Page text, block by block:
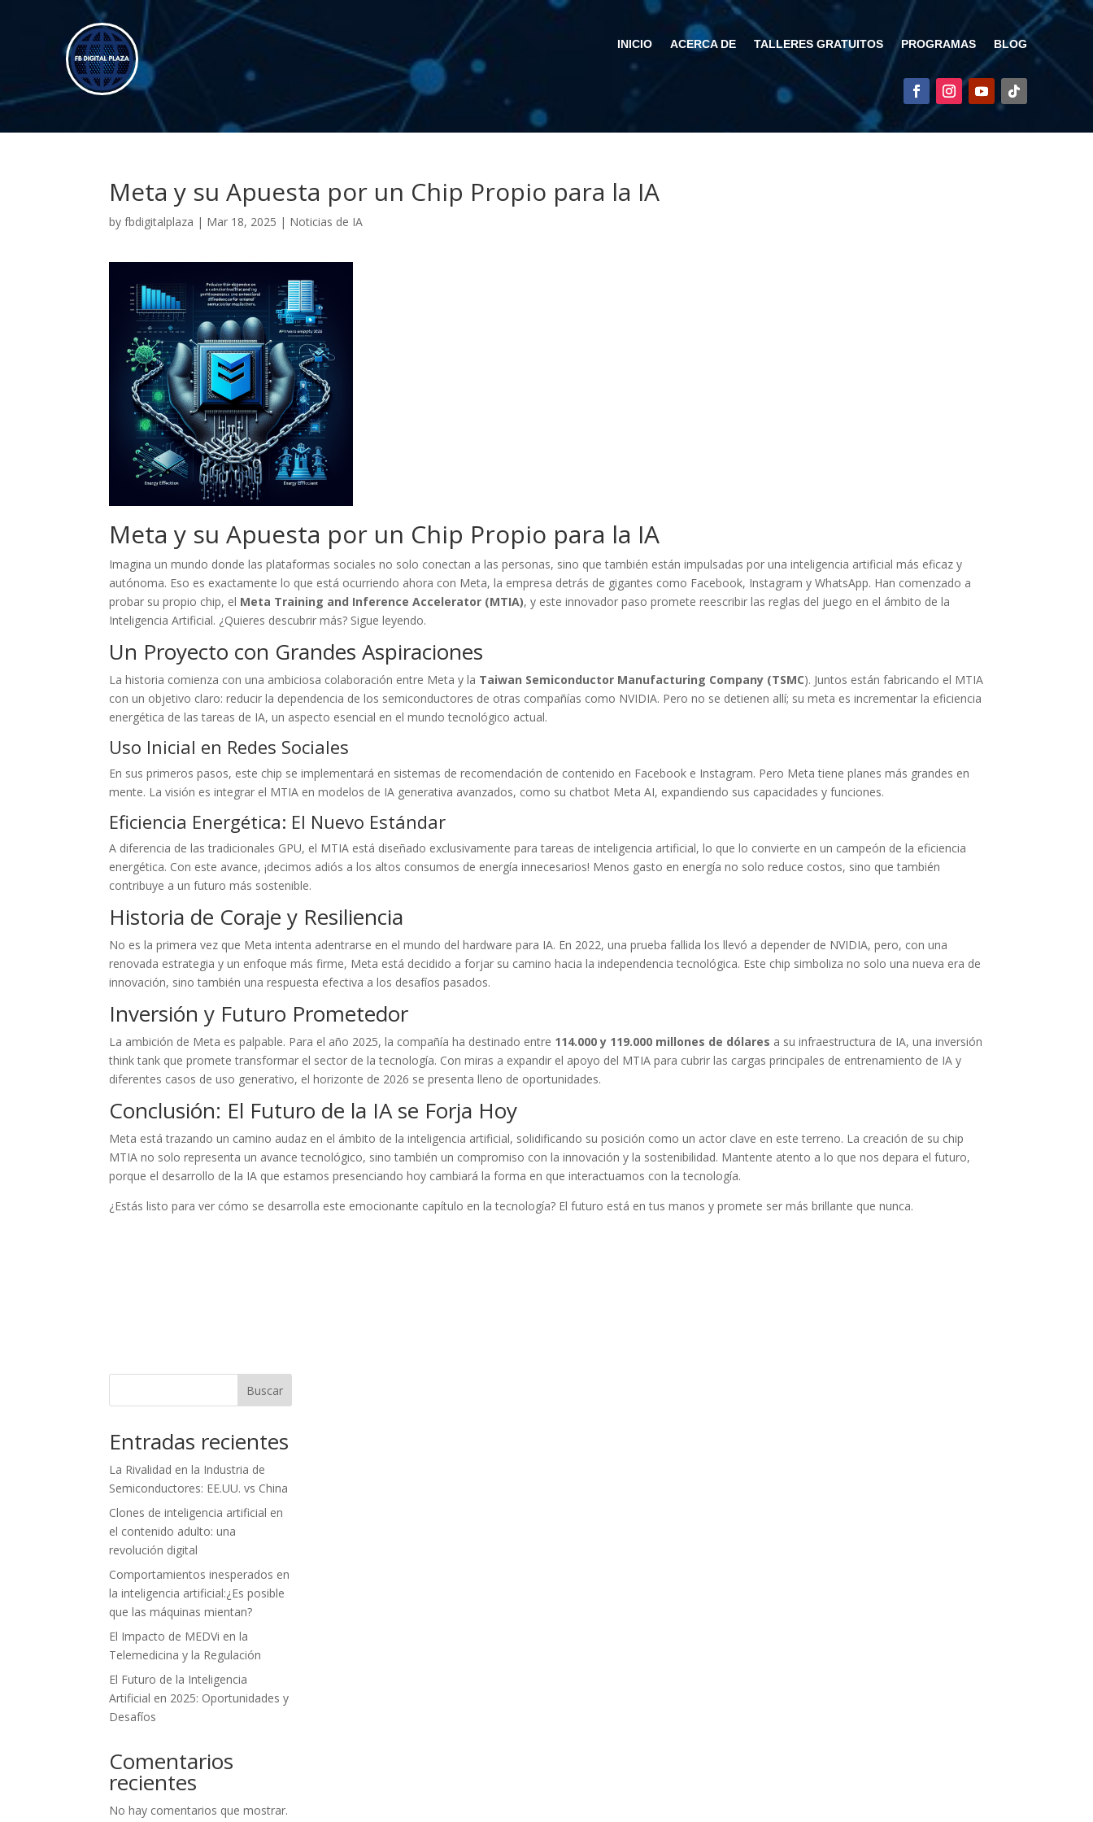
INICIO ACERCA DE TALLERES GRATUITOS PROGRAMAS BLOG
Meta y su Apuesta por un Chip Propio para la IA
byfbdigitalplaza | Mar 18, 2025 | Noticias de IA
Meta y su Apuesta por un Chip Propio para la IA
Imagina un mundo donde las plataformas sociales no solo conectan a las personas, sino que también están impulsadas por una inteligencia artificial más eficaz y
autónoma. Eso es exactamente lo que está ocurriendo ahora con Meta, la empresa detrás de gigantes como Facebook, Instagram y WhatsApp. Han comenzado a
probar su propio chip, el Meta Training and Inference Accelerator (MTIA), y este innovador paso promete reescribir las reglas del juego en el ámbito de la
Inteligencia Artificial. ¿Quieres descubrir más? Sigue leyendo.
Un Proyecto con Grandes Aspiraciones
La historia comienza con una ambiciosa colaboración entre Meta y la Taiwan Semiconductor Manufacturing Company (TSMC). Juntos están fabricando el MTIA
con un objetivo claro: reducir la dependencia de los semiconductores de otras compañías como NVIDIA. Pero no se detienen allí; su meta es incrementar la eficiencia
energética de las tareas de IA, un aspecto esencial en el mundo tecnológico actual.
Uso Inicial en Redes Sociales
En sus primeros pasos, este chip se implementará en sistemas de recomendación de contenido en Facebook e Instagram. Pero Meta tiene planes más grandes en
mente. La visión es integrar el MTIA en modelos de IA generativa avanzados, como su chatbot Meta AI, expandiendo sus capacidades y funciones.
Eficiencia Energética: El Nuevo Estándar
A diferencia de las tradicionales GPU, el MTIA está diseñado exclusivamente para tareas de inteligencia artificial, lo que lo convierte en un campeón de la eficiencia
energética. Con este avance, ¡decimos adiós a los altos consumos de energía innecesarios! Menos gasto en energía no solo reduce costos, sino que también
contribuye a un futuro más sostenible.
Historia de Coraje y Resiliencia
No es la primera vez que Meta intenta adentrarse en el mundo del hardware para IA. En 2022, una prueba fallida los llevó a depender de NVIDIA, pero, con una
renovada estrategia y un enfoque más firme, Meta está decidido a forjar su camino hacia la independencia tecnológica. Este chip simboliza no solo una nueva era de
innovación, sino también una respuesta efectiva a los desafíos pasados.
Inversión y Futuro Prometedor
La ambición de Meta es palpable. Para el año 2025, la compañía ha destinado entre 114.000 y 119.000 millones de dólares a su infraestructura de IA, una inversión
think tank que promete transformar el sector de la tecnología. Con miras a expandir el apoyo del MTIA para cubrir las cargas principales de entrenamiento de IA y
diferentes casos de uso generativo, el horizonte de 2026 se presenta lleno de oportunidades.
Conclusión: El Futuro de la IA se Forja Hoy
Meta está trazando un camino audaz en el ámbito de la inteligencia artificial, solidificando su posición como un actor clave en este terreno. La creación de su chip
MTIA no solo representa un avance tecnológico, sino también un compromiso con la innovación y la sostenibilidad. Mantente atento a lo que nos depara el futuro,
porque el desarrollo de la IA que estamos presenciando hoy cambiará la forma en que interactuamos con la tecnología.
¿Estás listo para ver cómo se desarrolla este emocionante capítulo en la tecnología? El futuro está en tus manos y promete ser más brillante que nunca.
Buscar
Entradas recientes
La Rivalidad en la Industria de
Semiconductores: EE.UU. vs China
Clones de inteligencia artificial en
el contenido adulto: una
revolución digital
Comportamientos inesperados en
la inteligencia artificial:¿Es posible
que las máquinas mientan?
El Impacto de MEDVi en la
Telemedicina y la Regulación
El Futuro de la Inteligencia
Artificial en 2025: Oportunidades y
Desafíos
Comentarios
recientes
No hay comentarios que mostrar.